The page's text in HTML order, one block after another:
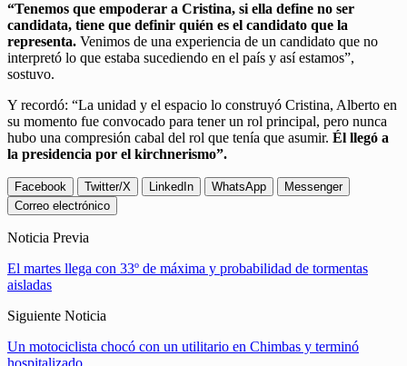
“Tenemos que empoderar a Cristina, si ella define no ser
candidata, tiene que definir quién es el candidato que la
representa. Venimos de una experiencia de un candidato que no
interpretó lo que estaba sucediendo en el país y así estamos”,
sostuvo.
Y recordó: “La unidad y el espacio lo construyó Cristina, Alberto en
su momento fue convocado para tener un rol principal, pero nunca
hubo una compresión cabal del rol que tenía que asumir. Él llegó a
la presidencia por el kirchnerismo”.
Facebook Twitter/X LinkedIn WhatsApp
Messenger
Correo electrónico
Noticia Previa
El martes llega con 33º de máxima y probabilidad de tormentas
aisladas
Siguiente Noticia
Un motociclista chocó con un utilitario en Chimbas y terminó